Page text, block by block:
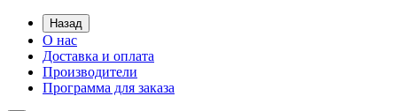
Назад
О нас
Доставка и оплата
Производители
Программа для заказа